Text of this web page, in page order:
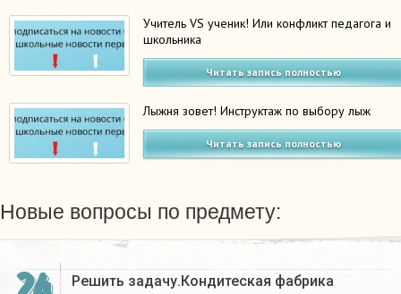
Учитель VS ученик! Или конфликт педагога и
школьника
Читать запись полностью
Лыжня зовет! Инструктаж по выбору лыж
Читать запись полностью
Новые вопросы по предмету:
Решить задачу.Кондитеская фабрика